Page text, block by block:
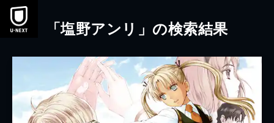
本文へスキップ
「塩野アンリ」の検索結果